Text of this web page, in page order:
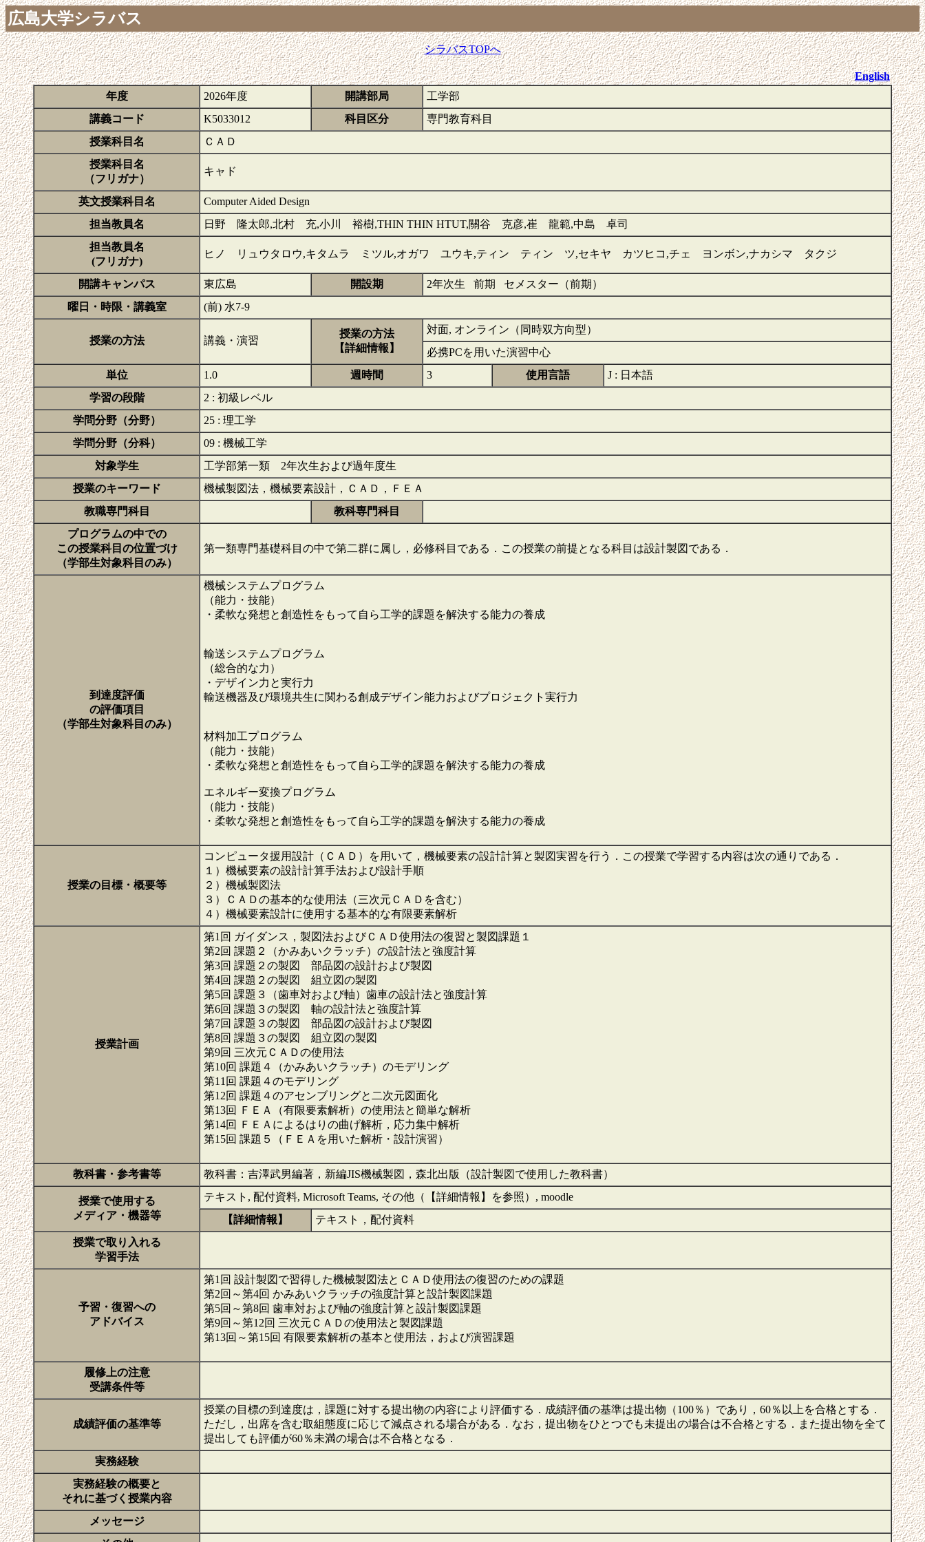
広島大学シラバス
シラバスTOPへ
English
年度
2026年度 開講部局
工学部
講義コード
K5033012 科目区分
専門教育科目
授業科目名
ＣＡＤ
授業科目名
（フリガナ）
キャド
英文授業科目名
Computer Aided Design
担当教員名
日野 隆太郎,北村 充,小川 裕樹,THIN THIN HTUT,關谷 克彦,崔 龍範,中島 卓司
担当教員名
(フリガナ)
ヒノ リュウタロウ,キタムラ ミツル,オガワ ユウキ,ティン ティン ツ,セキヤ カツヒコ,チェ ヨンボン,ナカシマ タクジ
開講キャンパス 東広島 開設期
2年次生 前期 セメスター（前期）
曜日・時限・講義室
(前) 水7-9
授業の方法 講義・演習
授業の方法
【詳細情報】
対面, オンライン（同時双方向型）
必携PCを用いた演習中心
単位
1.0 週時間 3 使用言語
J : 日本語
学習の段階
2 : 初級レベル
学問分野（分野）
25 : 理工学
学問分野（分科）
09 : 機械工学
対象学生
工学部第一類 2年次生および過年度生
授業のキーワード
機械製図法，機械要素設計，ＣＡＤ，ＦＥＡ
教職専門科目
教科専門科目
プログラムの中での
この授業科目の位置づけ
（学部生対象科目のみ）
第一類専門基礎科目の中で第二群に属し，必修科目である．この授業の前提となる科目は設計製図である．
到達度評価
の評価項目
（学部生対象科目のみ）
機械システムプログラム
（能力・技能）
・柔軟な発想と創造性をもって自ら工学的課題を解決する能力の養成
輸送システムプログラム
（総合的な力）
・デザイン力と実行力
輸送機器及び環境共生に関わる創成デザイン能力およびプロジェクト実行力
材料加工プログラム
（能力・技能）
・柔軟な発想と創造性をもって自ら工学的課題を解決する能力の養成
エネルギー変換プログラム
（能力・技能）
・柔軟な発想と創造性をもって自ら工学的課題を解決する能力の養成
授業の目標・概要等
コンピュータ援用設計（ＣＡＤ）を用いて，機械要素の設計計算と製図実習を行う．この授業で学習する内容は次の通りである．
１）機械要素の設計計算手法および設計手順
２）機械製図法
３）ＣＡＤの基本的な使用法（三次元ＣＡＤを含む）
４）機械要素設計に使用する基本的な有限要素解析
授業計画
第1回 ガイダンス，製図法およびＣＡＤ使用法の復習と製図課題１
第2回 課題２（かみあいクラッチ）の設計法と強度計算
第3回 課題２の製図 部品図の設計および製図
第4回 課題２の製図 組立図の製図
第5回 課題３（歯車対および軸）歯車の設計法と強度計算
第6回 課題３の製図 軸の設計法と強度計算
第7回 課題３の製図 部品図の設計および製図
第8回 課題３の製図 組立図の製図
第9回 三次元ＣＡＤの使用法
第10回 課題４（かみあいクラッチ）のモデリング
第11回 課題４のモデリング
第12回 課題４のアセンブリングと二次元図面化
第13回 ＦＥＡ（有限要素解析）の使用法と簡単な解析
第14回 ＦＥＡによるはりの曲げ解析，応力集中解析
第15回 課題５（ＦＥＡを用いた解析・設計演習）
教科書・参考書等 教科書：吉澤武男編著，新編JIS機械製図，森北出版（設計製図で使用した教科書）
授業で使用する
メディア・機器等
テキスト, 配付資料, Microsoft Teams, その他（【詳細情報】を参照）, moodle
【詳細情報】
テキスト，配付資料
授業で取り入れる
学習手法
予習・復習への
アドバイス
第1回 設計製図で習得した機械製図法とＣＡＤ使用法の復習のための課題
第2回～第4回 かみあいクラッチの強度計算と設計製図課題
第5回～第8回 歯車対および軸の強度計算と設計製図課題
第9回～第12回 三次元ＣＡＤの使用法と製図課題
第13回～第15回 有限要素解析の基本と使用法，および演習課題
履修上の注意
受講条件等
成績評価の基準等
授業の目標の到達度は，課題に対する提出物の内容により評価する．成績評価の基準は提出物（100％）であり，60％以上を合格とする．
ただし，出席を含む取組態度に応じて減点される場合がある．なお，提出物をひとつでも未提出の場合は不合格とする．また提出物を全て
提出しても評価が60％未満の場合は不合格となる．
実務経験
実務経験の概要と
それに基づく授業内容
メッセージ